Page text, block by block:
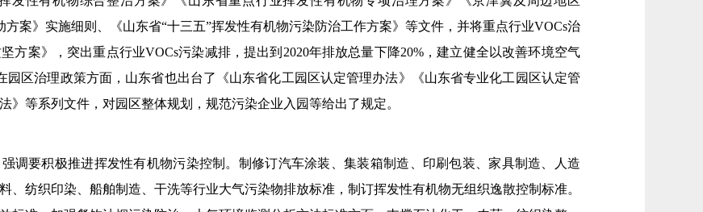
方案》实施细则、《山东省“十三五”挥发性有机物污染防治工作方案》等文件，并将重点行业VOCs治
方案》，突出重点行业VOCs污染减排，提出到2020年排放总量下降20%，建立健全以改善环境空气
园区治理政策方面，山东省也出台了《山东省化工园区认定管理办法》《山东省专业化工园区认定管
》等系列文件，对园区整体规划，规范污染企业入园等给出了规定。
强调要积极推进挥发性有机物污染控制。制修订汽车涂装、集装箱制造、印刷包装、家具制造、人造
、纺织印染、船舶制造、干洗等行业大气污染物排放标准，制订挥发性有机物无组织逸散控制标准。